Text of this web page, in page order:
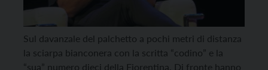
Sul davanzale del palchetto a pochi metri di distanza
la sciarpa bianconera con la scritta “codino” e la
“sua” numero dieci della Fiorentina. Di fronte hanno